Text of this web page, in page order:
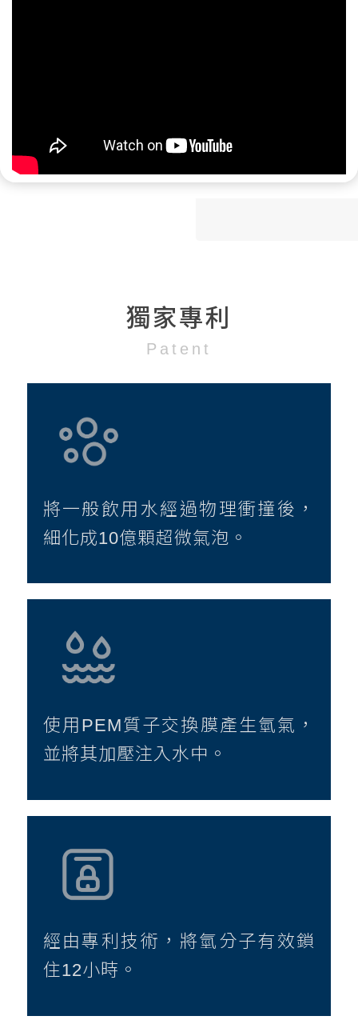
獨家專利
Patent
將一般飲用水經過物理衝撞後，
細化成10億顆超微氣泡。
使用PEM質子交換膜產生氫氣，
並將其加壓注入水中。
經由專利技術，將氫分子有效鎖
住12小時。